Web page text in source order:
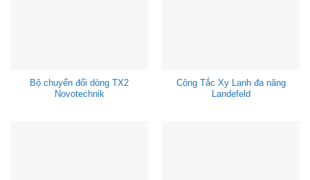
Bộ chuyển đổi dòng TX2
Novotechnik
Công Tắc Xy Lanh đa năng
Landefeld